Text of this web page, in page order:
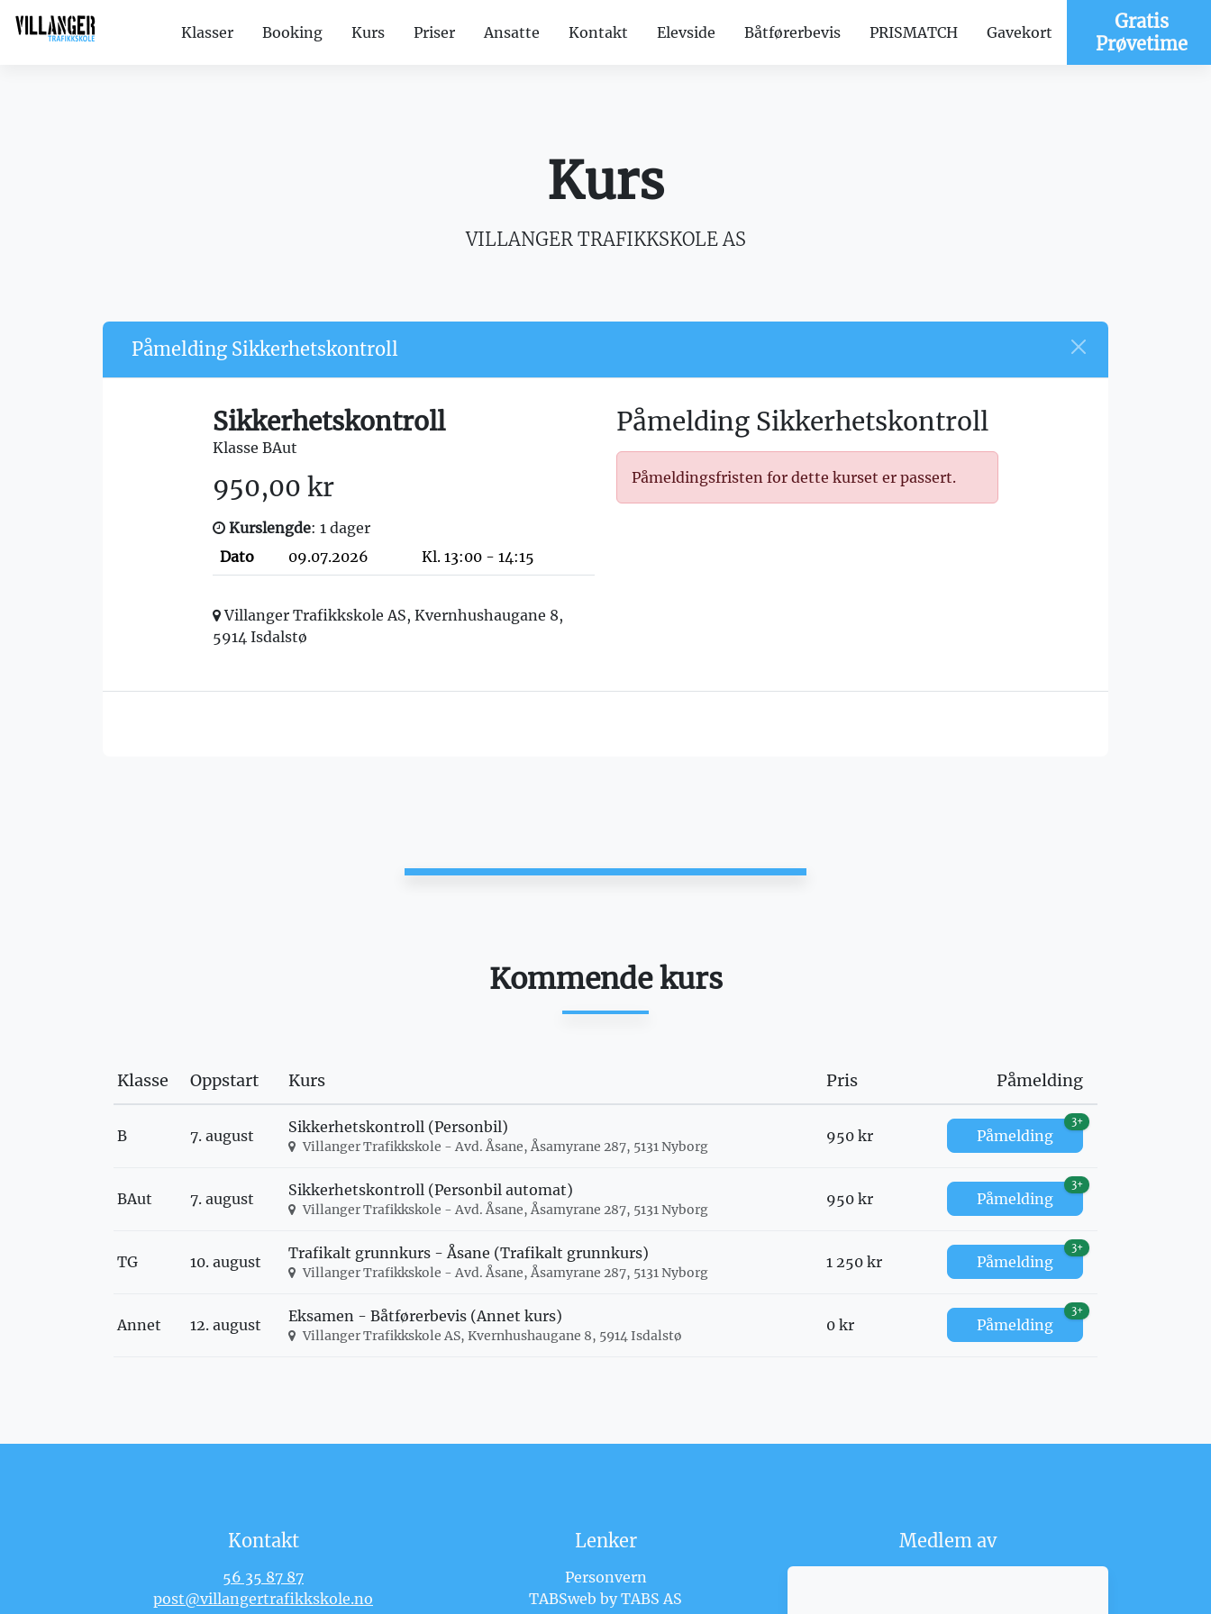
Klasser Booking Kurs Priser Ansatte Kontakt Elevside Båtførerbevis PRISMATCH Gavekort
Gratis
Prøvetime
Kurs
VILLANGER TRAFIKKSKOLE AS
Påmelding Sikkerhetskontroll
Påmelding Sikkerhetskontroll
Påmeldingsfristen for dette kurset er passert.
Sikkerhetskontroll
Klasse BAut
950,00 kr
Kurslengde: 1 dager
Dato
09.07.2026 Kl. 13:00 - 14:15
Villanger Trafikkskole AS, Kvernhushaugane 8,
5914 Isdalstø
Kommende kurs
Klasse Oppstart Kurs Pris Påmelding
B 7. august Sikkerhetskontroll (Personbil)
Villanger Trafikkskole - Avd. Åsane, Åsamyrane 287, 5131 Nyborg
950 kr Påmelding
3+
BAut 7. august Sikkerhetskontroll (Personbil automat)
Villanger Trafikkskole - Avd. Åsane, Åsamyrane 287, 5131 Nyborg
950 kr Påmelding
3+
TG 10. august Trafikalt grunnkurs - Åsane (Trafikalt grunnkurs)
Villanger Trafikkskole - Avd. Åsane, Åsamyrane 287, 5131 Nyborg
1 250 kr Påmelding
3+
Annet 12. august Eksamen - Båtførerbevis (Annet kurs)
Villanger Trafikkskole AS, Kvernhushaugane 8, 5914 Isdalstø
0 kr Påmelding
3+
Kontakt
56 35 87 87
post@villangertrafikkskole.no
Lenker
Personvern
TABSweb by TABS AS
Medlem av